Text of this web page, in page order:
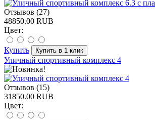
Отзывов (27)
48850.00 RUB
Цвет:
Купить
Уличный спортивный комплекс 4
Отзывов (15)
31850.00 RUB
Цвет: